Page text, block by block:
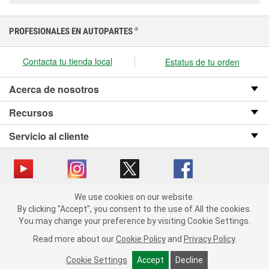
We use cookies on our website. By clicking "Accept", you consent
to the use of All the cookies.
You may change your preference by visiting Cookie Settings.
Read more about our Cookie Policy and Privacy Policy.
Cookie Settings Accept Decline
PROFESIONALES EN AUTOPARTES ®
Contacta tu tienda local Estatus de tu orden
Acerca de nosotros
Recursos
Servicio al cliente
Copyright © 2008-2026 O’Reilly Auto Parts v OST_3.2.0.0.729 (3) cv1361
catalog_main
Política de privacidad
Ley de transparencia en las cadenas de suministro
de California
We use cookies on our website.
By clicking "Accept", you consent to the use of All the cookies.
You may change your preference by visiting Cookie Settings.
Read more about our Cookie Policy and Privacy Policy.
Cookie Settings Accept Decline